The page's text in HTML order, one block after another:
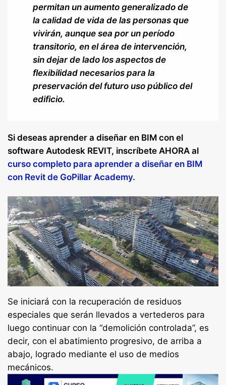
permitan un aumento generalizado de
la calidad de vida de las personas que
vivirán, aunque sea por un período
transitorio, en el área de intervención,
sin dejar de lado los aspectos de
flexibilidad necesarios para la
preservación del futuro uso público del
edificio.
Si deseas aprender a diseñar en BIM con el
software Autodesk REVIT, inscríbete AHORA al
curso completo para aprender a diseñar en BIM
con Revit de GoPillar Academy.
Se iniciará con la recuperación de residuos
especiales que serán llevados a vertederos para
luego continuar con la “demolición controlada”, es
decir, con el abatimiento progresivo, de arriba a
abajo, logrado mediante el uso de medios
mecánicos.